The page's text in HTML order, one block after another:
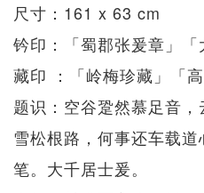
尺寸：161 x 63 cm
钤印：「蜀郡张爰章」「
藏印 ：「岭梅珍藏」「高
题识：空谷跫然慕足音
雪松根路，何事还车载
笔。大千居士爰。